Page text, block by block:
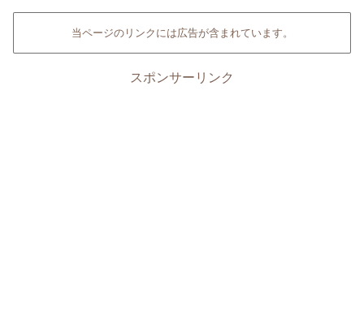
当ページのリンクには広告が含まれています。
スポンサーリンク